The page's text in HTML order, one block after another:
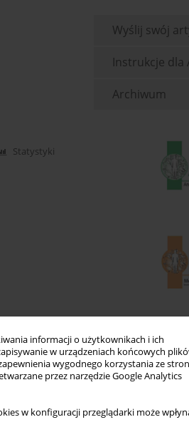
informacji o użytkownikach i ich
w urządzeniach końcowych
wygodnego korzystania ze
przez narzędzie Google Analytics
w konfiguracji przeglądarki może
Statystyki
Wyślij swój
Instrukcje dla
Archiwum
Newsletter